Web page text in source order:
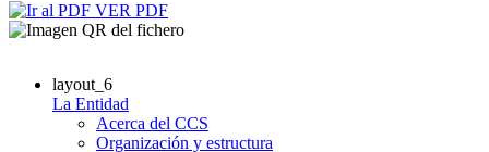
VER PDF
layout_6
La Entidad
Acerca del CCS
Organización y estructura